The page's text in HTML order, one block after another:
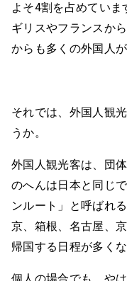
よそ4割を占めていま
ギリスやフランスか
からも多くの外国人
それでは、外国人観
うか。
外国人観光客は、団
のへんは日本と同じ
ンルート」と呼ばれ
京、箱根、名古屋、
帰国する日程が多くな